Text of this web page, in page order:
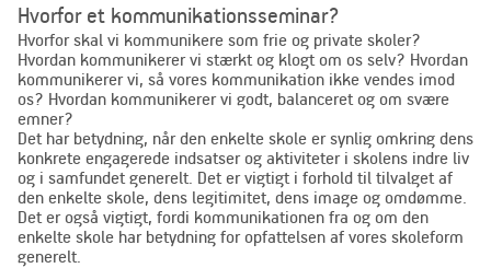
Hvorfor et kommunikationsseminar?
Hvorfor skal vi kommunikere som frie og private skoler?
Hvordan kommunikerer vi stærkt og klogt om os selv? Hvordan
kommunikerer vi, så vores kommunikation ikke vendes imod
os? Hvordan kommunikerer vi godt, balanceret og om svære
emner?
Det har betydning, når den enkelte skole er synlig omkring dens
konkrete engagerede indsatser og aktiviteter i skolens indre liv
og i samfundet generelt. Det er vigtigt i forhold til tilvalget af
den enkelte skole, dens legitimitet, dens image og omdømme.
Det er også vigtigt, fordi kommunikationen fra og om den
enkelte skole har betydning for opfattelsen af vores skoleform
generelt.